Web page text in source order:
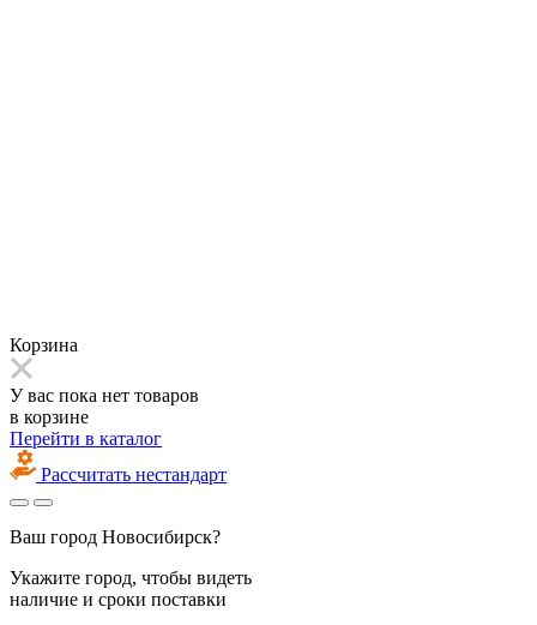
Корзина
У вас пока нет товаров
в корзине
Перейти в каталог
Рассчитать нестандарт
Ваш город Новосибирск?
Укажите город, чтобы видеть
наличие и сроки поставки